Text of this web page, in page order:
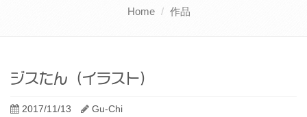
Home 作品
ジスたん（イラスト）
2017/11/13
Gu-Chi